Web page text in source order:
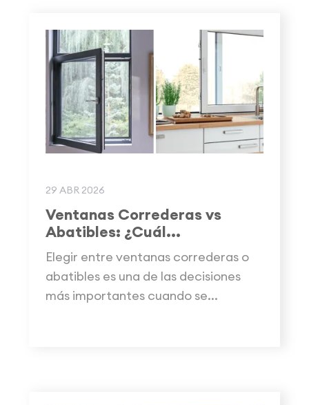
29 ABR 2026
Ventanas Correderas vs
Abatibles: ¿Cuál...
Elegir entre ventanas correderas o
abatibles es una de las decisiones
más importantes cuando se...